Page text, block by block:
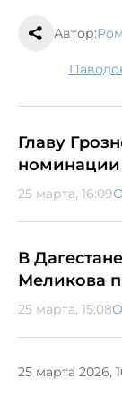
Автор:
Главу
номинации
25 марта, 16:09
В
Меликова
25 марта, 15:08
25 марта 2026,